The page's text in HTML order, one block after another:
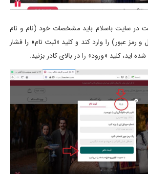
در سایت باسلام باید مشخصات خود (نام و نام
و رمز عبور) را وارد کند و کلید «ثبت نام» را فشار
اید، کلید «ورود» را در بالای کادر بزنید.